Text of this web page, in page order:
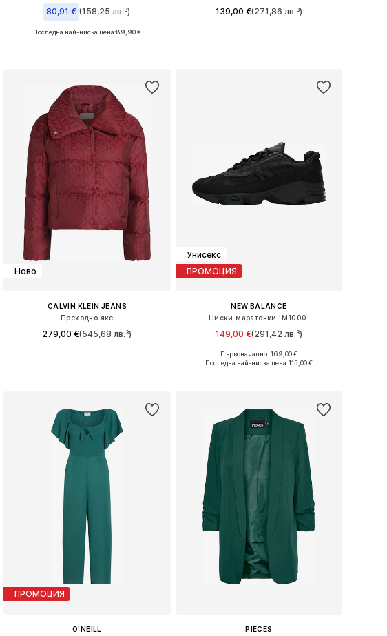
80,91 € (158,25 лв.³)
Предлага се в много размери
Последна най-ниска цена:89,90 €
139,00 €(271,86 лв.³)
Ново
CALVIN KLEIN JEANS
Преходно яке
279,00 €(545,68 лв.³)
Унисекс
ПРОМОЦИЯ
NEW BALANCE
Ниски маратонки 'M1000'
149,00 €(291,42 лв.³)
+1
Предлага се в много размери
Първоначално: 169,00 €
Последна най-ниска цена:115,00 €
ПРОМОЦИЯ
O'NEILL PIECES